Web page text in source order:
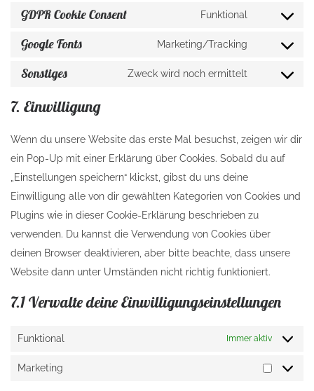
GDPR Cookie Consent Funktional
Consent
Google Fonts Marketing/Tracking
Consent
Sonstiges Zweck wird noch ermittelt
Consent
7. Einwilligung
Wenn du unsere Website das erste Mal besuchst, zeigen wir dir
ein Pop-Up mit einer Erklärung über Cookies. Sobald du auf
„Einstellungen speichern“ klickst, gibst du uns deine
Einwilligung alle von dir gewählten Kategorien von Cookies und
Plugins wie in dieser Cookie-Erklärung beschrieben zu
verwenden. Du kannst die Verwendung von Cookies über
deinen Browser deaktivieren, aber bitte beachte, dass unsere
Website dann unter Umständen nicht richtig funktioniert.
7.1 Verwalte deine Einwilligungseinstellungen
Funktional Immer aktiv
Marketing